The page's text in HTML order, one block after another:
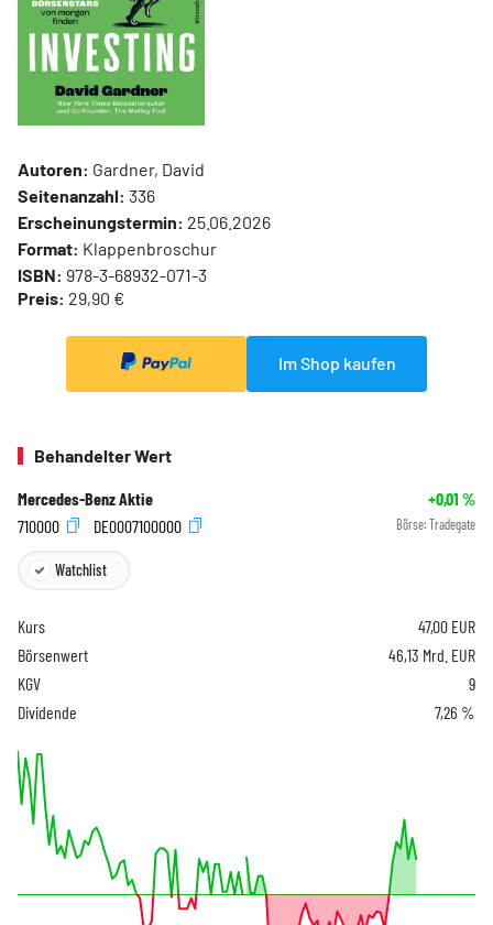
Autoren: Gardner, David
Seitenanzahl: 336
Erscheinungstermin: 25.06.2026
Format: Klappenbroschur
ISBN: 978-3-68932-071-3
Preis: 29,90 €
Im Shop kaufen
Behandelter Wert
Mercedes-Benz Aktie +0,01 %
710000
DE0007100000 Börse: Tradegate
Watchlist
Kurs 47,00 EUR
Börsenwert
46,13 Mrd. EUR
KGV
9
Dividende
7,26 %